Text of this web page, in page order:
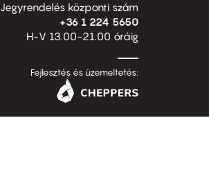
Jegyrendelés központi szám
+36 1 224 5650
H-V 13.00-21.00 óráig
Fejlesztés és üzemeltetés: